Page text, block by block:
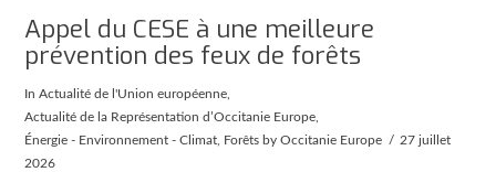
Appel du CESE à une meilleure
prévention des feux de forêts
InActualité de l'Union européenne
Actualité de la Représentation d’Occitanie Europe
Énergie - Environnement - Climat
Forêts by Occitanie Europe
27 juillet
2026